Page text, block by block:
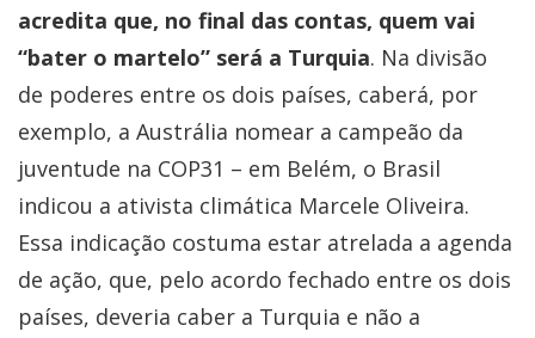
acredita que, no final das contas, quem vai
“bater o martelo” será a Turquia. Na divisão
de poderes entre os dois países, caberá, por
exemplo, a Austrália nomear a campeão da
juventude na COP31 – em Belém, o Brasil
indicou a ativista climática Marcele Oliveira.
Essa indicação costuma estar atrelada a agenda
de ação, que, pelo acordo fechado entre os dois
países, deveria caber a Turquia e não a